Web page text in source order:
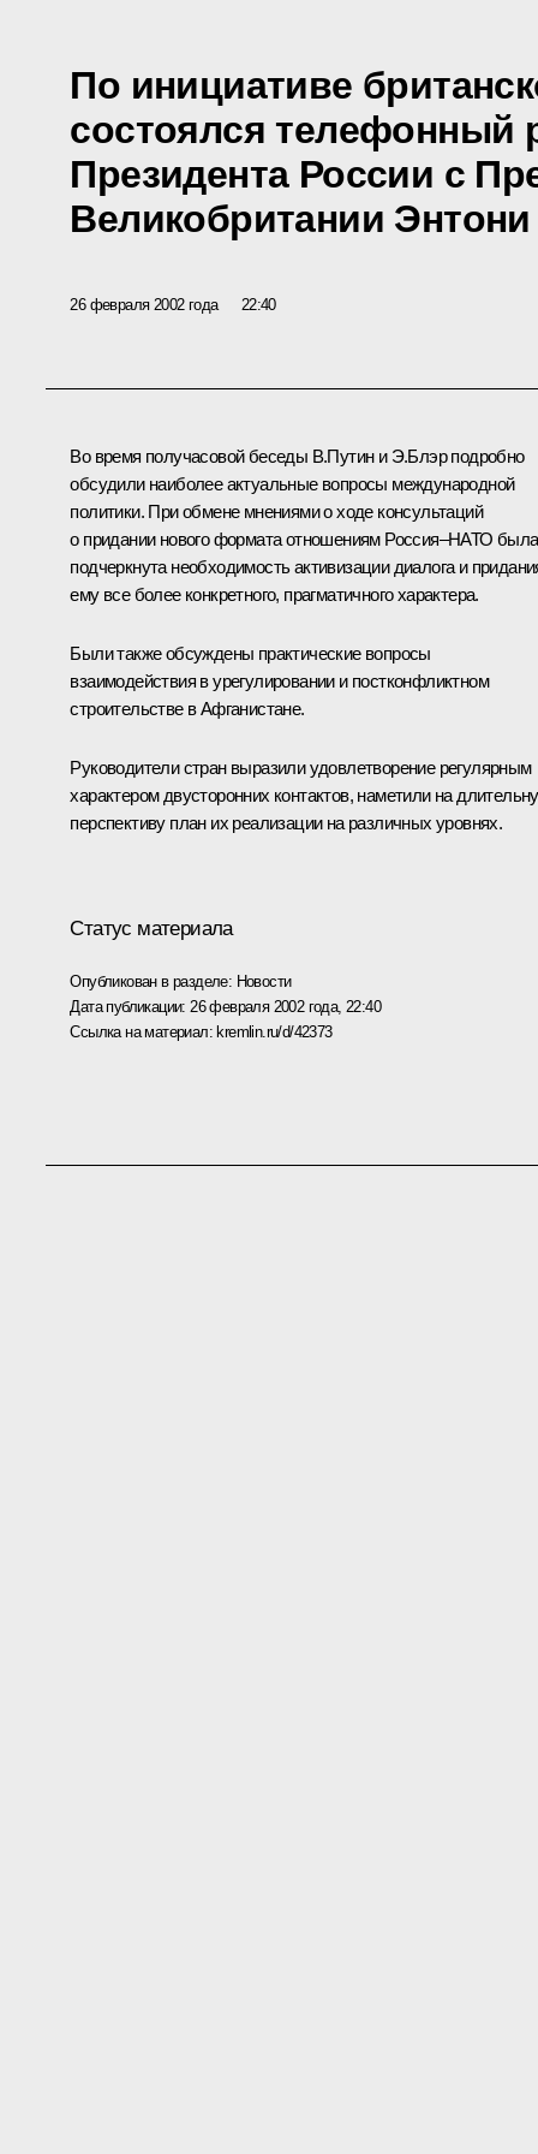
По инициативе
состоялся телефонный
Президента России с
Великобритании
26 февраля 2002 года 22:40
Во время получасовой беседы В.Путин и Э.Блэр подробно
обсудили наиболее актуальные вопросы международной
политики. При обмене мнениями о ходе консультаций
о придании нового формата отношениям Россия–НАТО была
подчеркнута необходимость активизации диалога и
ему все более конкретного, прагматичного характера.
Были также обсуждены практические вопросы
взаимодействия в урегулировании и постконфликтном
строительстве в Афганистане.
Руководители стран выразили удовлетворение регулярным
характером двусторонних контактов, наметили на
перспективу план их реализации на различных уровнях.
Статус материала
Опубликован в разделе: Новости
Дата публикации: 26 февраля 2002 года, 22:40
Ссылка на материал:kremlin.ru/d/42373